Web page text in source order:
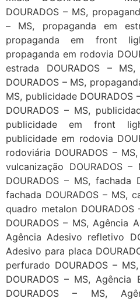
DOURADOS – MS,
– MS, propaganda em
propaganda em front
propaganda em rodovia
estrada DOURADOS –
DOURADOS – MS,
MS, publicidade
DOURADOS – MS,
publicidade em front
publicidade em rodovia
rodoviária DOURADOS –
vulcanização DOURADOS
DOURADOS – MS, fachada
fachada DOURADOS – MS,
quadro metalon
DOURADOS – MS, Agência
Agência Adesivo refletivo
Adesivo para placa
perfurado DOURADOS –
DOURADOS – MS,
DOURADOS – MS,